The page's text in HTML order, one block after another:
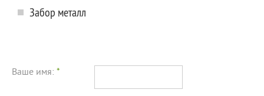
Забор металл
Ваше имя: *